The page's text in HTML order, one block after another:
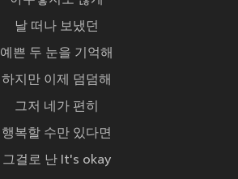
날 떠나 보냈던
예쁜 두 눈을 기억해
하지만 이제 덤덤해
그저 네가 편히
행복할 수만 있다면
그걸로 난 It's okay